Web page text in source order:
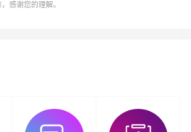
感谢您的理解。